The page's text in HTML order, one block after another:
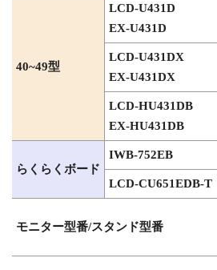
40~49型
LCD-U431D
EX-U431D
LCD-U431DX
EX-U431DX
LCD-HU431DB
EX-HU431DB
らくらくボード
IWB-752EB
LCD-CU651EDB-T
モニター型番/スタンド型番